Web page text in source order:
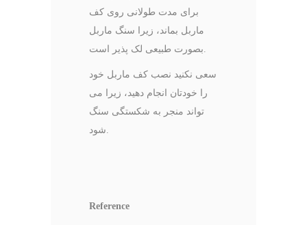
برای مدت طولانی روی کف
ماربل بماند، زیرا سنگ ماربل
سعی نکنید نصب کف ماربل خود
را خودتان انجام دهید، زیرا می
تواند منجر به شکستگی سنگ
Reference